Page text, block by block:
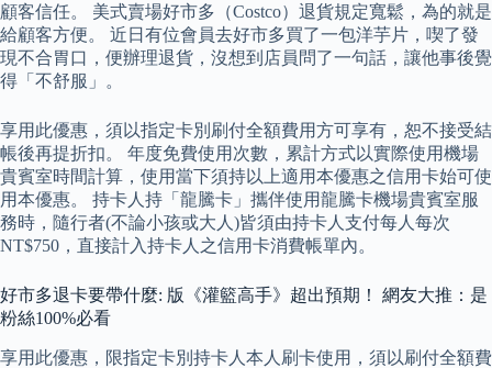
顧客信任。 美式賣場好市多（Costco）退貨規定寬鬆，為的就是
給顧客方便。 近日有位會員去好市多買了一包洋芋片，喫了發
現不合胃口，便辦理退貨，沒想到店員問了一句話，讓他事後覺
得「不舒服」。
享用此優惠，須以指定卡別刷付全額費用方可享有，恕不接受結
帳後再提折扣。 年度免費使用次數，累計方式以實際使用機場
貴賓室時間計算，使用當下須持以上適用本優惠之信用卡始可使
用本優惠。 持卡人持「龍騰卡」攜伴使用龍騰卡機場貴賓室服
務時，隨行者(不論小孩或大人)皆須由持卡人支付每人每次
NT$750，直接計入持卡人之信用卡消費帳單內。
好市多退卡要帶什麼: 版《灌籃高手》超出預期！ 網友大推：是
粉絲100%必看
享用此優惠，限指定卡別持卡人本人刷卡使用，須以刷付全額費